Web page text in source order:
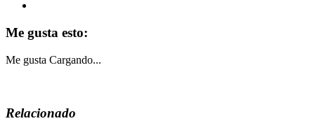
Me gusta esto:
Me gusta Cargando...
Relacionado